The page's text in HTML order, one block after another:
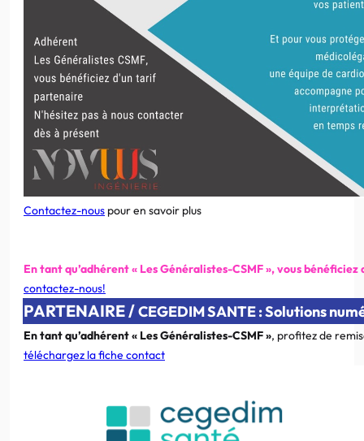
Contactez-nous pour en savoir plus
En tant qu’adhérent « Les Généralistes-CSMF », vous
contactez-nous!
PARTENAIRE /CEGEDIM SANTE : Solutions
En tant qu’adhérent « Les Généralistes-CSMF », profitez de
téléchargez la fiche contact